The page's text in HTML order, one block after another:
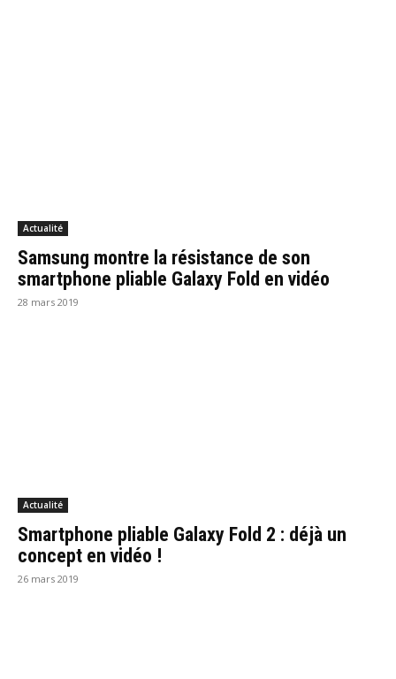
Actualité
Samsung montre la résistance de son
smartphone pliable Galaxy Fold en vidéo
28 mars 2019
Actualité
Smartphone pliable Galaxy Fold 2 : déjà un
concept en vidéo !
26 mars 2019